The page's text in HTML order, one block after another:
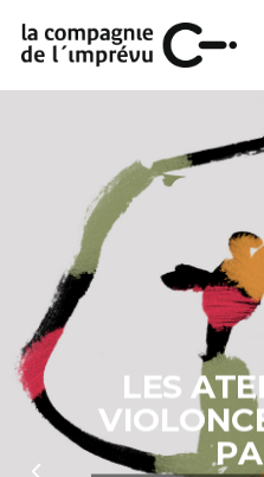
LES